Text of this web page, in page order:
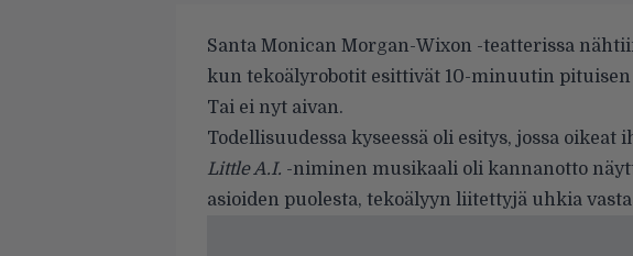
Santa Monican Morgan-Wixon -teatterissa
kun tekoälyrobotit esittivät 10-minuutin
Tai ei nyt aivan.
Todellisuudessa kyseessä oli esitys, jossa oikeat
Little A.I. -niminen musikaali oli kannanotto
asioiden puolesta, tekoälyyn liitettyjä uhkia